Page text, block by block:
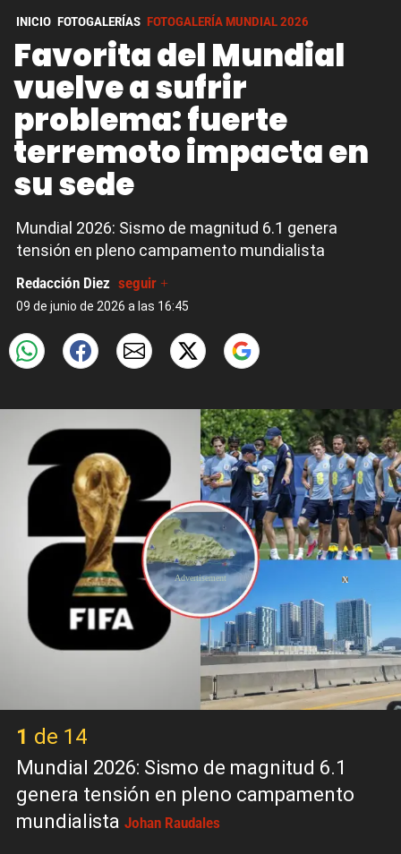
INICIO FOTOGALERÍAS FOTOGALERÍA MUNDIAL 2026
Favorita del Mundial
vuelve a sufrir
problema: fuerte
terremoto impacta en
su sede
Mundial 2026: Sismo de magnitud 6.1 genera
tensión en pleno campamento mundialista
Redacción Diez seguir +
09 de junio de 2026 a las 16:45
1 de 14
Mundial 2026: Sismo de magnitud 6.1
genera tensión en pleno campamento
mundialista Johan Raudales
X